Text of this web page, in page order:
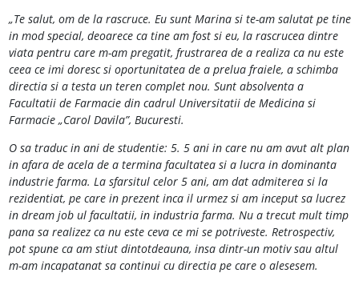
„Te salut, om de la rascruce. Eu sunt Marina si te-am salutat pe tine
in mod special, deoarece ca tine am fost si eu, la rascrucea dintre
viata pentru care m-am pregatit, frustrarea de a realiza ca nu este
ceea ce imi doresc si oportunitatea de a prelua fraiele, a schimba
directia si a testa un teren complet nou. Sunt absolventa a
Facultatii de Farmacie din cadrul Universitatii de Medicina si
Farmacie „Carol Davila”, Bucuresti.
O sa traduc in ani de studentie: 5. 5 ani in care nu am avut alt plan
in afara de acela de a termina facultatea si a lucra in dominanta
industrie farma. La sfarsitul celor 5 ani, am dat admiterea si la
rezidentiat, pe care in prezent inca il urmez si am inceput sa lucrez
in dream job ul facultatii, in industria farma. Nu a trecut mult timp
pana sa realizez ca nu este ceva ce mi se potriveste. Retrospectiv,
pot spune ca am stiut dintotdeauna, insa dintr-un motiv sau altul
m-am incapatanat sa continui cu directia pe care o alesesem.